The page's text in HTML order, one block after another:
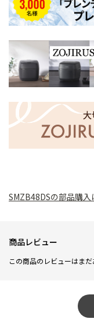
SMZB48DSの部品購入
商品レビュー
この商品のレビューはまだ